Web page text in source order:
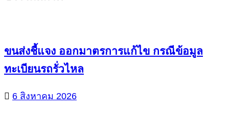
ขนส่งชี้แจง ออกมาตรการแก้ไข กรณีข้อมูล
ทะเบียนรถรั่วไหล
6 สิงหาคม 2026